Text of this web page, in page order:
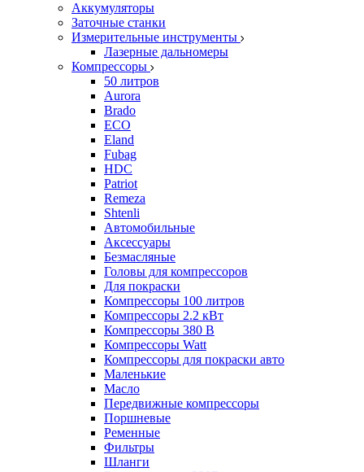
Аккумуляторы
Заточные станки
Измерительные инструменты
Лазерные дальномеры
Компрессоры
50 литров
Aurora
Brado
ECO
Eland
Fubag
HDC
Patriot
Remeza
Shtenli
Автомобильные
Аксессуары
Безмасляные
Головы для компрессоров
Для покраски
Компрессоры 100 литров
Компрессоры 2.2 кВт
Компрессоры 380 В
Компрессоры Watt
Компрессоры для покраски авто
Маленькие
Масло
Передвижные компрессоры
Поршневые
Ременные
Фильтры
Шланги